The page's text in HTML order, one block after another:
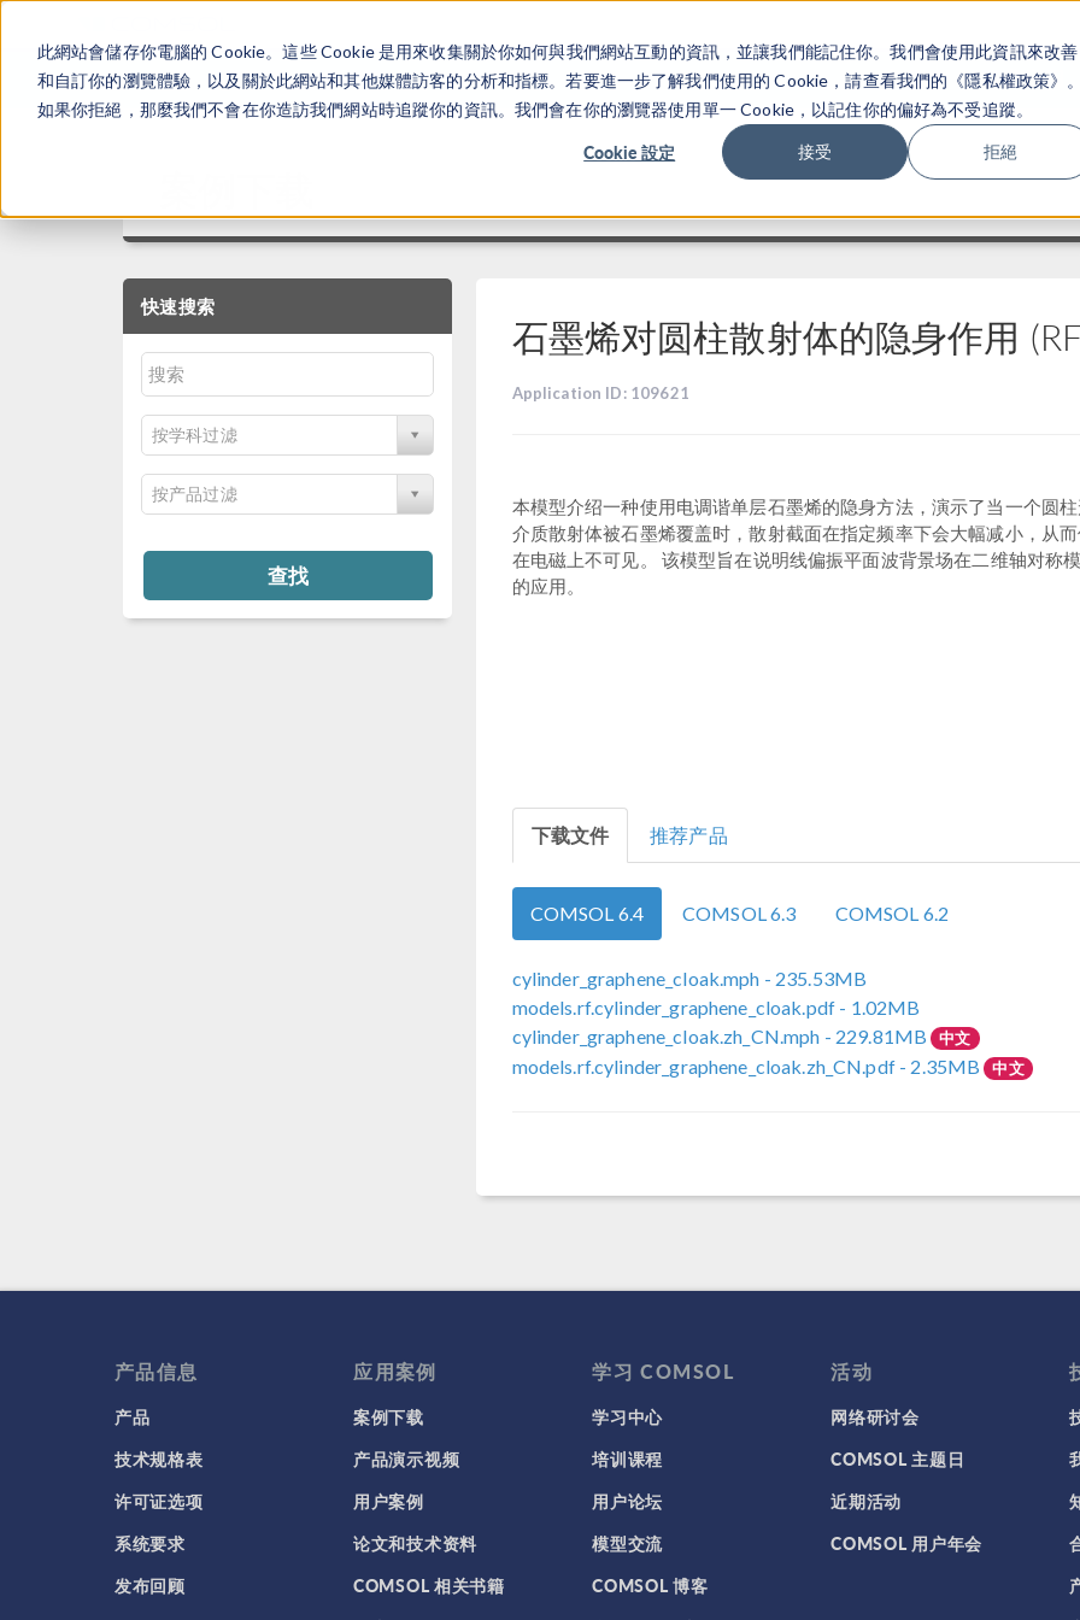
此網站會儲存你電腦的 Cookie。這些 Cookie 是用來收集關於你如何與我們網站互動的資訊，並讓我們能記住你。我們會使用此資訊來改善
和自訂你的瀏覽體驗，以及關於此網站和其他媒體訪客的分析和指標。若要進一步了解我們使用的 Cookie，請查看我們的《隱私權政策》
如果你拒絕，那麼我們不會在你造訪我們網站時追蹤你的資訊。我們會在你的瀏覽器使用單一 Cookie，以記住你的偏好為不受追蹤。
Cookie 設定 接受 拒絕
产品 行业应用
快速搜索
按学科过滤
按产品过滤
查找
石墨烯对圆柱散射体的隐身作用
Application ID: 109621
本模型介绍一种使用电调谐单层石墨烯的隐身方法，演示了当一个圆
介质散射体被石墨烯覆盖时，散射截面在指定频率下会大幅减小，从
在电磁上不可见。 该模型旨在说明线偏振平面波背景场在二维轴对称
的应用。
下载文件 推荐产品
COMSOL 6.4 COMSOL 6.3 COMSOL 6.2
cylinder_graphene_cloak.mph - 235.53MB
models.rf.cylinder_graphene_cloak.pdf - 1.02MB
cylinder_graphene_cloak.zh_CN.mph - 229.81MB 中文
models.rf.cylinder_graphene_cloak.zh_CN.pdf- 2.35MB 中文
产品信息
产品
技术规格表
许可证选项
系统要求
发布回顾
应用案例
案例下载
产品演示视频
用户案例
论文和技术资料
COMSOL 相关书籍
学习 COMSOL
学习中心
培训课程
用户论坛
模型交流
COMSOL 博客
活动
网络研讨会
COMSOL 主题日
近期活动
COMSOL 用户年会